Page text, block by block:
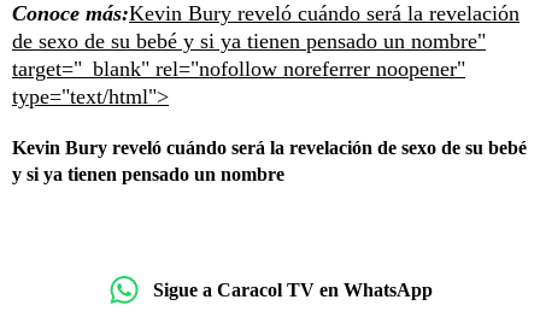
Conoce más:Kevin Bury reveló cuándo será la revelación
de sexo de su bebé y si ya tienen pensado un nombre"
target="_blank" rel="nofollow noreferrer noopener"
type="text/html">
Kevin Bury reveló cuándo será la revelación de sexo de su bebé
y si ya tienen pensado un nombre
Sigue a Caracol TV en WhatsApp